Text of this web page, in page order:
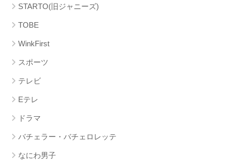
STARTO(旧ジャニーズ)
TOBE
WinkFirst
スポーツ
テレビ
Eテレ
ドラマ
バチェラー・バチェロレッテ
なにわ男子